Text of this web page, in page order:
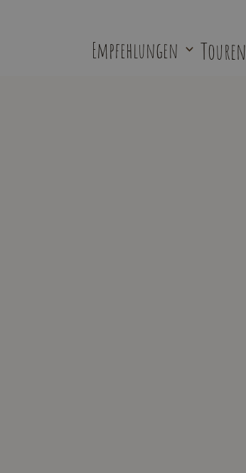
Empfehlungen Touren